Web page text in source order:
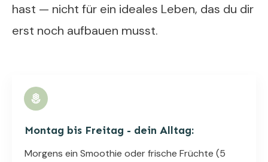
hast — nicht für ein ideales Leben, das du dir
erst noch aufbauen musst.
Montag bis Freitag - dein Alltag:
Morgens ein Smoothie oder frische Früchte (5